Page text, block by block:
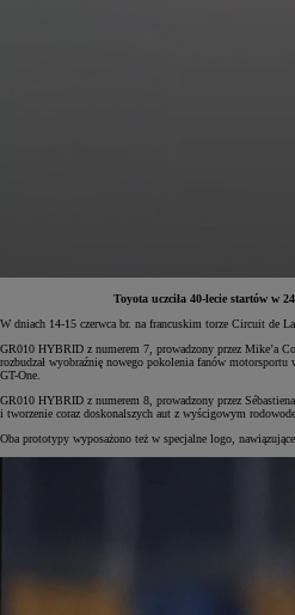
Od81 900 zł
HYBRID
Toyota uczciła 40-lecie startów w
W dniach 14-15 czerwca br. na francuskim torze Circuit de
GR010 HYBRID z numerem 7, prowadzony przez Mike’a
rozbudzał wyobraźnię nowego pokolenia fanów
GT-One.
GR010 HYBRID z numerem 8, prowadzony przez
i tworzenie coraz doskonalszych aut z wyścigowym
Oba prototypy wyposażono też w specjalne logo,